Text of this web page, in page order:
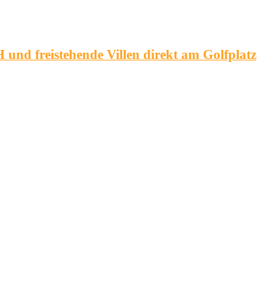
und freistehende Villen direkt am Golfplatz